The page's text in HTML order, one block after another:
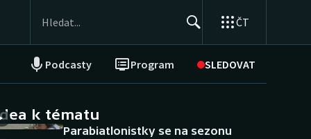
ČT
Podcasty Program SLEDOVAT
NEPŘEHLÉDNĚTE
Historické návraty
k tématu
Parabiatlonistky se na sezonu